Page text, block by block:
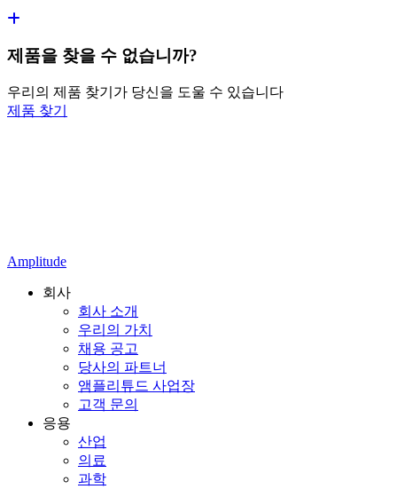
제품을 찾을 수 없습니까?
우리의 제품 찾기가 당신을 도울 수 있습니다
제품 찾기
Amplitude
회사
회사 소개
우리의 가치
채용 공고
당사의 파트너
앰플리튜드 사업장
고객 문의
응용
산업
의료
과학